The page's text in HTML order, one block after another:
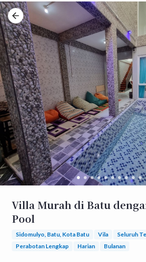
Villa Murah di Batu
Pool
Sidomulyo, Batu, Kota Batu Vila
Seluruh
Perabotan Lengkap
Harian Bulanan